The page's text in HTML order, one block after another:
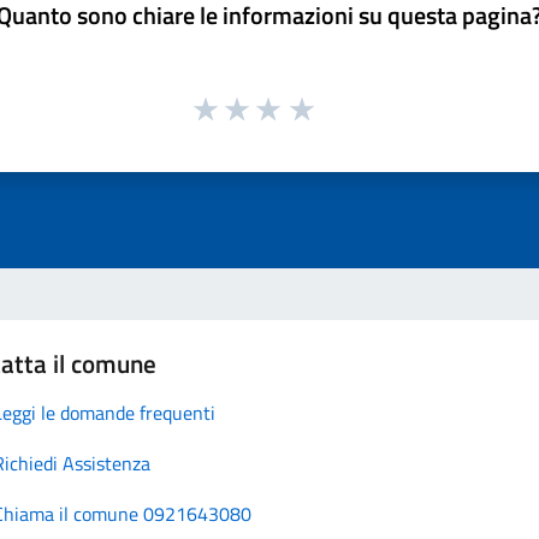
sono chiare le informazioni su questa
il comune
le domande frequenti
Assistenza
il comune 0921643080